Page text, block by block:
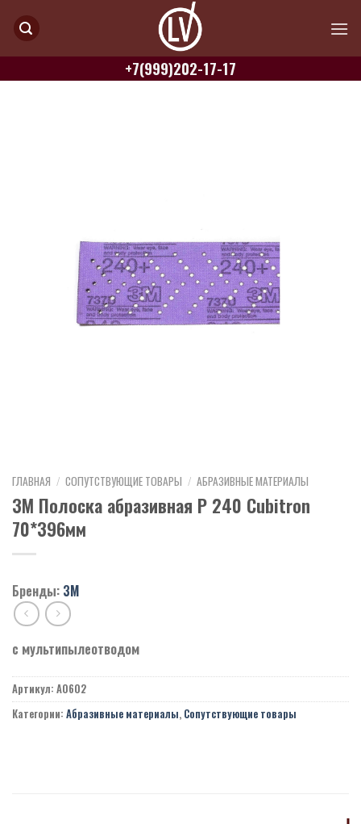
+7(999)202-17-17
ГЛАВНАЯ / СОПУТСТВУЮЩИЕ ТОВАРЫ / АБРАЗИВНЫЕ МАТЕРИАЛЫ
3M Полоска абразивная Р 240 Cubitron
70*396мм
Бренды: 3M
с мультипылеотводом
Артикул: A0602
Категории: Абразивные материалы, Сопутствующие товары